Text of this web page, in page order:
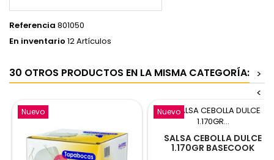
Referencia 801050
En inventario 12 Artículos
30 OTROS PRODUCTOS EN LA MISMA CATEGORÍA: >
<
Nuevo Nuevo
SALSA CEBOLLA DULCE
1.170GR BASECOOK